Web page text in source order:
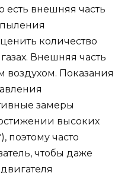
есть внешняя часть
количество
Внешняя часть
воздухом. Показания
замеры
высоких
поэтому часто
чтобы даже